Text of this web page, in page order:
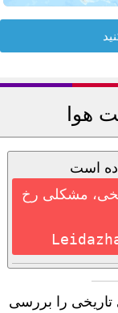
هوا
است
مشکلی رخ
را بررسی